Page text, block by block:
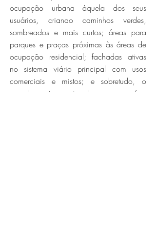
ocupação urbana àquela dos seus
usuários, criando caminhos verdes,
sombreados e mais curtos; áreas para
parques e praças próximas às áreas de
ocupação residencial; fachadas ativas
no sistema viário principal com usos
comerciais e mistos; e sobretudo, o
grande equipamento urbano que será o